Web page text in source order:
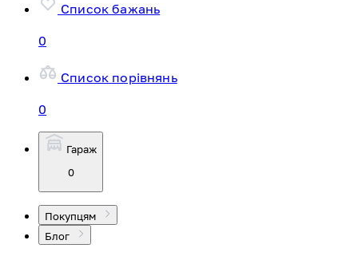
Список бажань
0
Список порівнянь
0
Гараж
0
Покупцям
Блог